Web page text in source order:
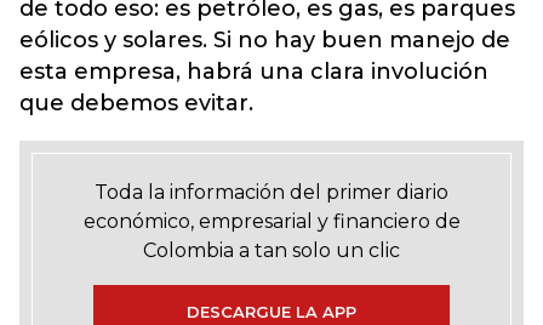
de todo eso: es petróleo, es gas, es parques
eólicos y solares. Si no hay buen manejo de
esta empresa, habrá una clara involución
que debemos evitar.
Toda la información del primer diario
económico, empresarial y financiero de
Colombia a tan solo un clic
DESCARGUE LA APP